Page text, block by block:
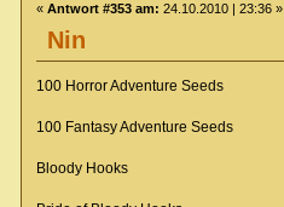
Nin
« Antwort #353 am: 24.10.2010 | 23:36 »
100 Horror Adventure Seeds
100 Fantasy Adventure Seeds
Bloody Hooks